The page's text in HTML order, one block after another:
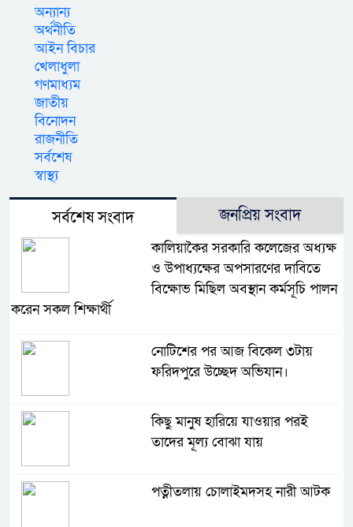
অন্যান্য
অর্থনীতি
আইন বিচার
খেলাধুলা
গণমাধ্যম
জাতীয়
বিনোদন
রাজনীতি
সর্বশেষ
স্বাস্থ্য
সর্বশেষ সংবাদ জনপ্রিয় সংবাদ
কালিয়াকৈর সরকারি কলেজের অধ্যক্ষ
ও উপাধ্যক্ষের অপসারণের দাবিতে
বিক্ষোভ মিছিল অবস্থান কর্মসূচি পালন
করেন সকল শিক্ষার্থী
নোটিশের পর আজ বিকেল ৩টায়
ফরিদপুরে উচ্ছেদ অভিযান।
কিছু মানুষ হারিয়ে যাওয়ার পরই
তাদের মূল্য বোঝা যায়
পত্নীতলায় চোলাইমদসহ নারী আটক